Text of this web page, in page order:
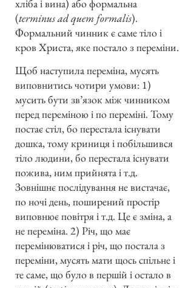
хліба і вина) або формальна
(terminus ad quem formalis).
Формальний чинник є саме тіло і
кров Христа, яке постало з переміни.
Щоб наступила переміна, мусять
виповнитись чотири умови: 1)
мусить бути зв’язок між чинником
перед переміною і по переміні. Тому
постає стіл, бо перестала існувати
дошка, тому криниця і побільшився
тіло людини, бо перестала існувати
пожива, ним прийнята і т.д.
Зовнішнє послідування не вистачає,
по ночі день, поширений простір
виповнює повітря і т.д. Це є зміна, а
не переміна. 2) Річ, що має
перемінюватися і річ, що постала з
переміни, мусять мати щось спільне і
те саме, що було в першій і остало в